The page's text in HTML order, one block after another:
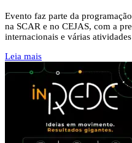
Evento faz parte da
na SCAR e no CEJAS, com a
internacionais e várias
Leia mais